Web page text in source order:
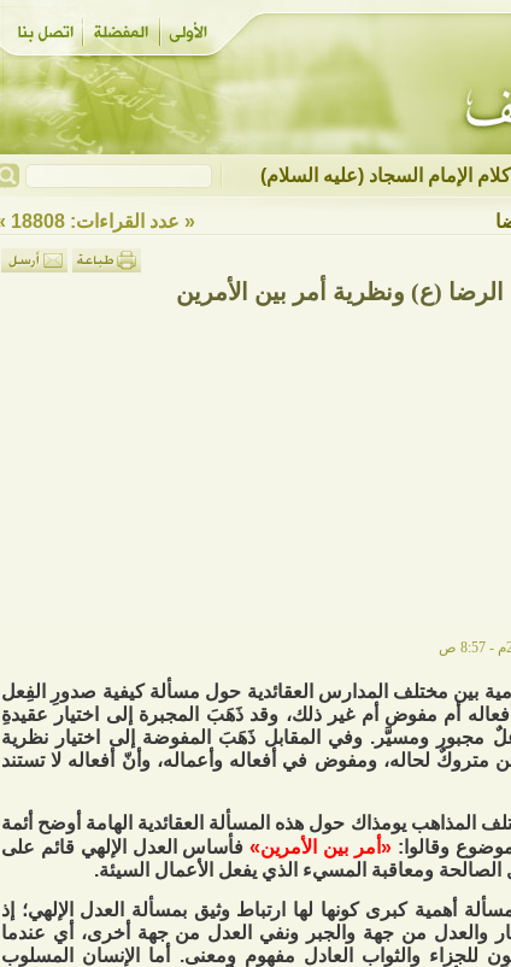
الإمام السجاد (عليه السلام)
« عدد القراءات: 18808 »
الرضا (ع) ونظرية أمر بين الأمرين
بين مختلف المدارس العقائدية حول مسألة كيفية صدورِ الفِعل
أم مفوض أم غير ذلك، وقد ذَهَبَ المجبرة إلى اختيار عقيدةِ
مجبور ومسيَّر. وفي المقابل ذَهَبَ المفوضة إلى اختيار نظرية
متروكٌ لحاله، ومفوض في أفعاله وأعماله، وأنّ أفعاله لا تستند
المذاهب يومذاك حول هذه المسألة العقائدية الهامة أوضح أئمة
وقالوا: «أمر بين الأمرين»فأساس العدل الإلهي قائم على
الصالحة ومعاقبة المسيء الذي يفعل الأعمال السيئة.
أهمية كبرى كونها لها ارتباط وثيق بمسألة العدل الإلهي؛ إذ
والعدل من جهة والجبر ونفي العدل من جهة أخرى، أي عندما
للجزاء والثواب العادل مفهوم ومعنى. أما الإنسان المسلوب